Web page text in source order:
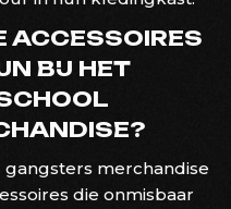
ACCESSOIRES
BIJ HET
merchandise
die onmisbaar